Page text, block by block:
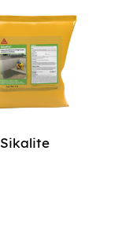
Sikalite